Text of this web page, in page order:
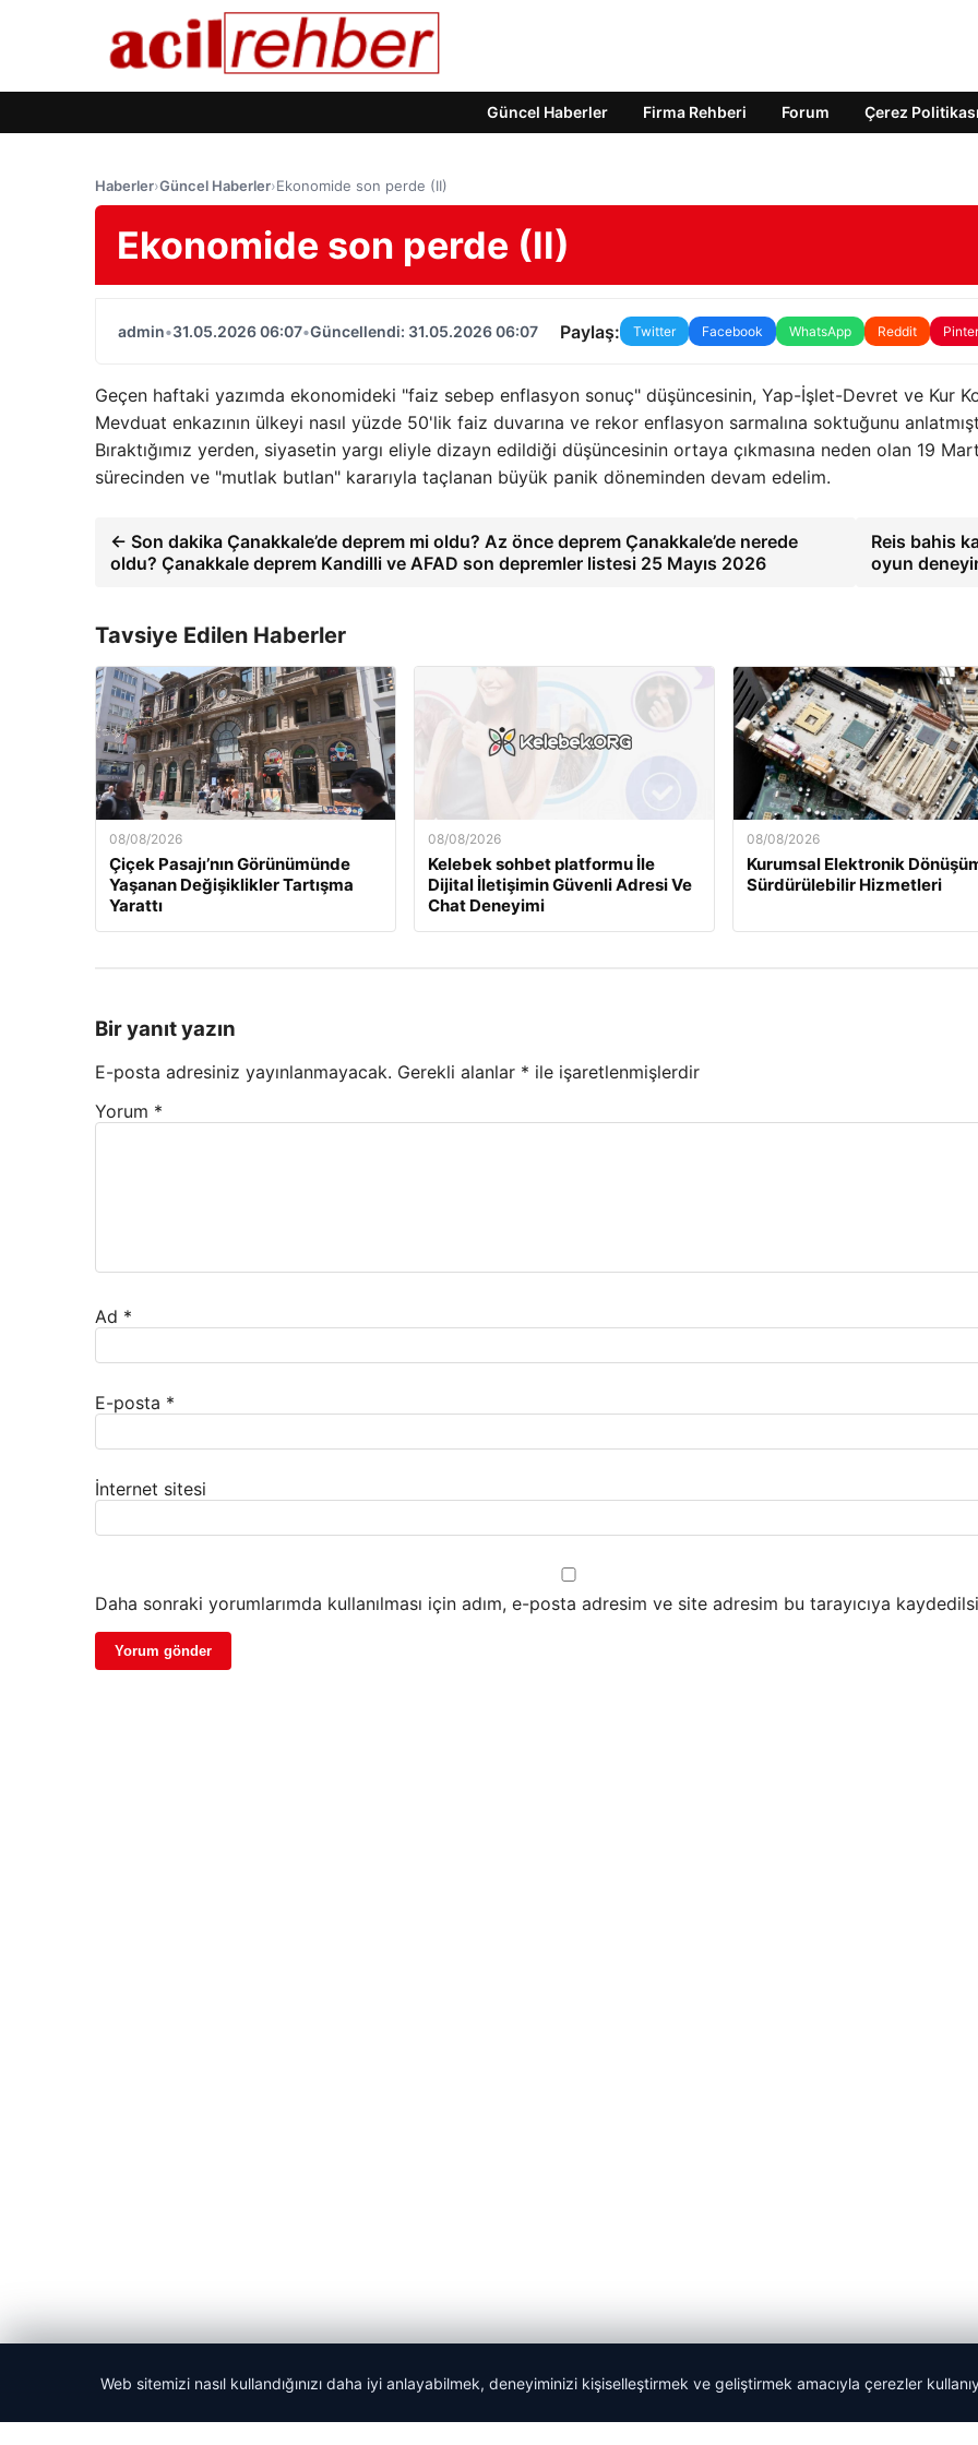
Güncel Haberler Firma Rehberi Forum Çerez Politikası
Haberler›Güncel Haberler›Ekonomide son perde (II)
Ekonomide son perde (II)
admin•31.05.2026 06:07•Güncellendi: 31.05.2026 06:07 Paylaş: Twitter Facebook WhatsApp Reddit
Geçen haftaki yazımda ekonomideki "faiz sebep enflasyon sonuç" düşüncesinin, Yap-İşlet-Devret ve Kur
Mevduat enkazının ülkeyi nasıl yüzde 50'lik faiz duvarına ve rekor enflasyon sarmalına soktuğunu
Bıraktığımız yerden, siyasetin yargı eliyle dizayn edildiği düşüncesinin ortaya çıkmasına neden olan 19 Mart
sürecinden ve "mutlak butlan" kararıyla taçlanan büyük panik döneminden devam edelim.
← Son dakika Çanakkale’de deprem mi oldu? Az önce deprem Çanakkale’de nerede
oldu? Çanakkale deprem Kandilli ve AFAD son depremler listesi 25 Mayıs 2026
Reis bahis
oyun
Tavsiye Edilen Haberler
08/08/2026
Çiçek Pasajı’nın Görünümünde
Yaşanan Değişiklikler Tartışma
Yarattı
08/08/2026
Kelebek sohbet platformu İle
Dijital İletişimin Güvenli Adresi Ve
Chat Deneyimi
08/08/2026
Kurumsal Elektronik
Sürdürülebilir Hizmetleri
Bir yanıt yazın
E-posta adresiniz yayınlanmayacak. Gerekli alanlar * ile işaretlenmişlerdir
Yorum *
Ad *
E-posta *
İnternet sitesi
Daha sonraki yorumlarımda kullanılması için adım, e-posta adresim ve site adresim bu tarayıcıya
© 2026 Acil Rehber | Gündem Haberleri
Web sitemizi nasıl kullandığınızı daha iyi anlayabilmek, deneyiminizi kişiselleştirmek ve geliştirmek amacıyla çerezler